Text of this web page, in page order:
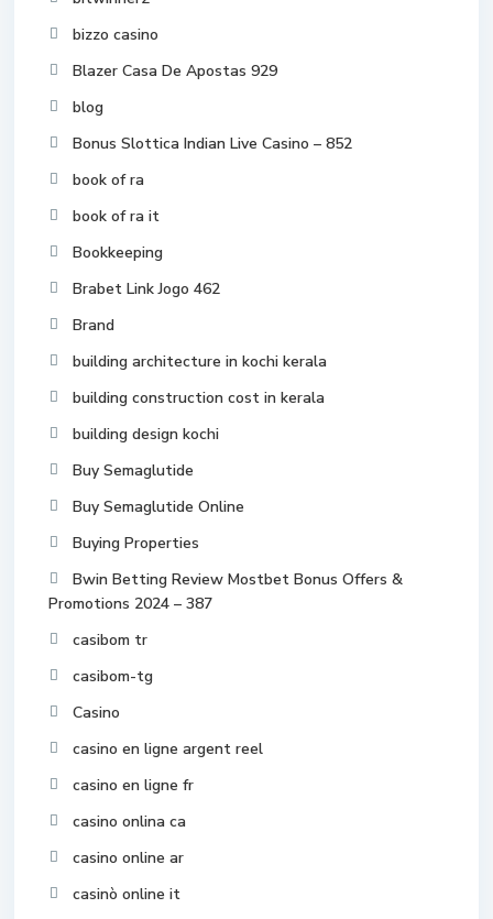
bizzo casino
Blazer Casa De Apostas 929
blog
Bonus Slottica Indian Live Casino – 852
book of ra
book of ra it
Bookkeeping
Brabet Link Jogo 462
Brand
building architecture in kochi kerala
building construction cost in kerala
building design kochi
Buy Semaglutide
Buy Semaglutide Online
Buying Properties
Bwin Betting Review Mostbet Bonus Offers &
Promotions 2024 – 387
casibom tr
casibom-tg
Casino
casino en ligne argent reel
casino en ligne fr
casino onlina ca
casino online ar
casinò online it